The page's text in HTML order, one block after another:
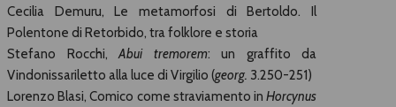
Cecilia Demuru, Le metamorfosi di Bertoldo. Il
Polentone di Retorbido, tra folklore e storia
Stefano Rocchi,Abui tremorem: un graffito da
Vindonissariletto alla luce di Virgilio (georg. 3.250-251)
Lorenzo Blasi, Comico come straviamento in Horcynus